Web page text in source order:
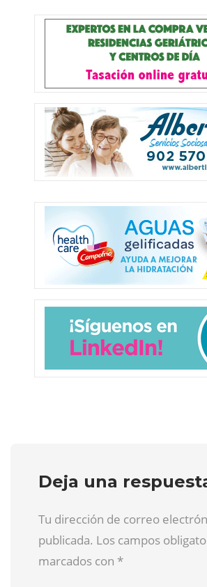
Deja una
Tu dirección de correo
publicada. Los campos
marcados con *